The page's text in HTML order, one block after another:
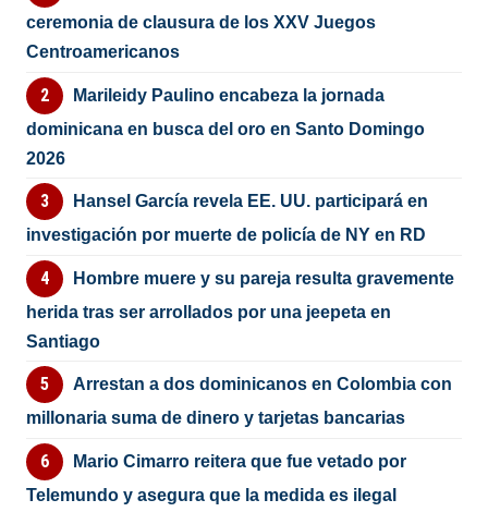
ceremonia de clausura de los XXV Juegos
Centroamericanos
Marileidy Paulino encabeza la jornada
dominicana en busca del oro en Santo Domingo
2026
Hansel García revela EE. UU. participará en
investigación por muerte de policía de NY en RD
Hombre muere y su pareja resulta gravemente
herida tras ser arrollados por una jeepeta en
Santiago
Arrestan a dos dominicanos en Colombia con
millonaria suma de dinero y tarjetas bancarias
Mario Cimarro reitera que fue vetado por
Telemundo y asegura que la medida es ilegal